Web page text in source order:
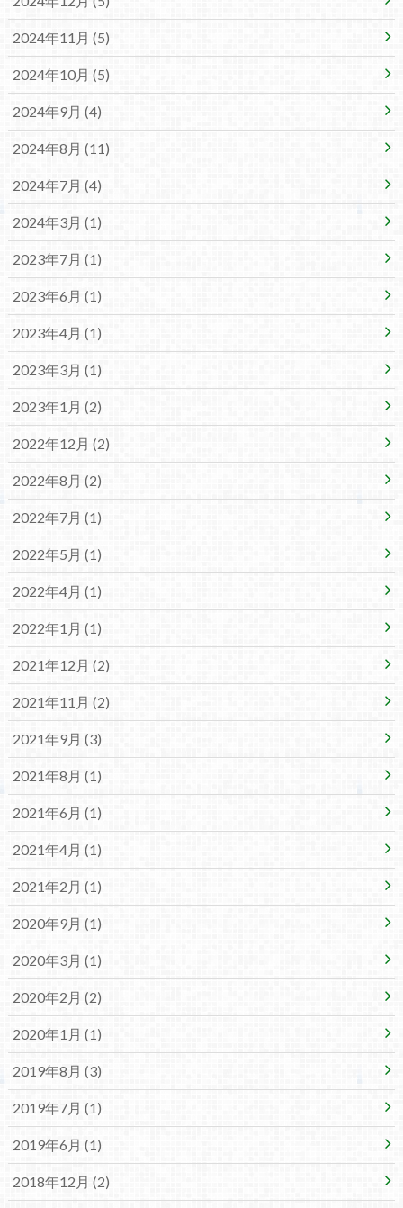
2024年11月 (5)
2024年10月 (5)
2024年9月 (4)
2024年8月 (11)
2024年7月 (4)
2024年3月 (1)
2023年7月 (1)
2023年6月 (1)
2023年4月 (1)
2023年3月 (1)
2023年1月 (2)
2022年12月 (2)
2022年8月 (2)
2022年7月 (1)
2022年5月 (1)
2022年4月 (1)
2022年1月 (1)
2021年12月 (2)
2021年11月 (2)
2021年9月 (3)
2021年8月 (1)
2021年6月 (1)
2021年4月 (1)
2021年2月 (1)
2020年9月 (1)
2020年3月 (1)
2020年2月 (2)
2020年1月 (1)
2019年8月 (3)
2019年7月 (1)
2019年6月 (1)
2018年12月 (2)